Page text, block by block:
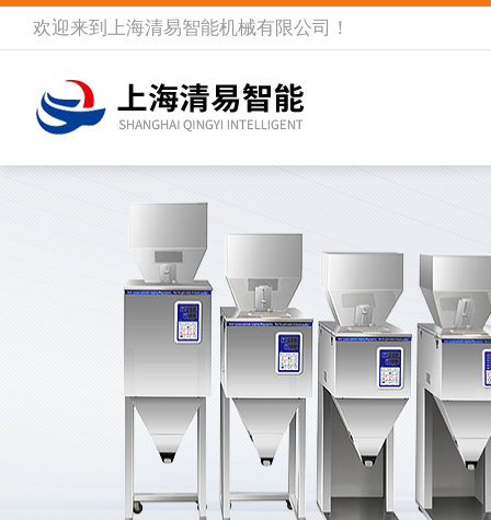
欢迎来到 上海清易智能机械有限公司 ！